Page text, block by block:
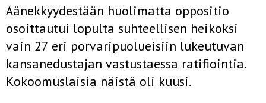
Äänekkyydestään huolimatta oppositio
osoittautui lopulta suhteellisen heikoksi
vain 27 eri porvaripuolueisiin lukeutuvan
kansanedustajan vastustaessa ratifiointia.
Kokoomuslaisia näistä oli kuusi.